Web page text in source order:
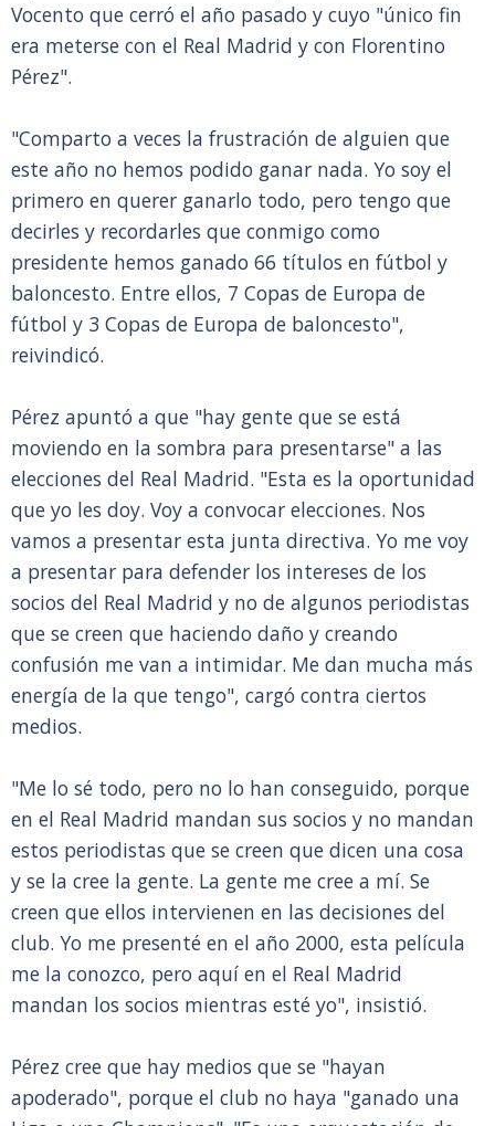
Vocento que cerró el año pasado y cuyo "único fin
era meterse con el Real Madrid y con Florentino
Pérez".
"Comparto a veces la frustración de alguien que
este año no hemos podido ganar nada. Yo soy el
primero en querer ganarlo todo, pero tengo que
decirles y recordarles que conmigo como
presidente hemos ganado 66 títulos en fútbol y
baloncesto. Entre ellos, 7 Copas de Europa de
fútbol y 3 Copas de Europa de baloncesto",
reivindicó.
Pérez apuntó a que "hay gente que se está
moviendo en la sombra para presentarse" a las
elecciones del Real Madrid. "Esta es la oportunidad
que yo les doy. Voy a convocar elecciones. Nos
vamos a presentar esta junta directiva. Yo me voy
a presentar para defender los intereses de los
socios del Real Madrid y no de algunos periodistas
que se creen que haciendo daño y creando
confusión me van a intimidar. Me dan mucha más
energía de la que tengo", cargó contra ciertos
medios.
"Me lo sé todo, pero no lo han conseguido, porque
en el Real Madrid mandan sus socios y no mandan
estos periodistas que se creen que dicen una cosa
y se la cree la gente. La gente me cree a mí. Se
creen que ellos intervienen en las decisiones del
club. Yo me presenté en el año 2000, esta película
me la conozco, pero aquí en el Real Madrid
mandan los socios mientras esté yo", insistió.
Pérez cree que hay medios que se "hayan
apoderado", porque el club no haya "ganado una